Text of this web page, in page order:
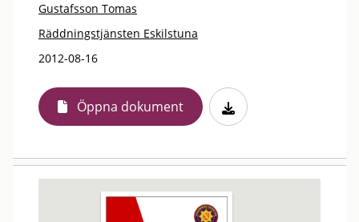
Gustafsson Tomas
Räddningstjänsten Eskilstuna
2012-08-16
Öppna dokument